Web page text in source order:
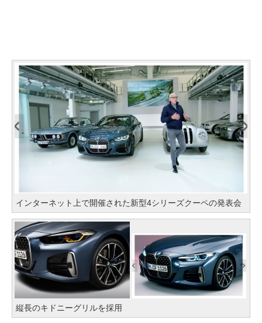
インターネット上で開催された新型4シリーズクーペの発表会
縦長のキドニーグリルを採用